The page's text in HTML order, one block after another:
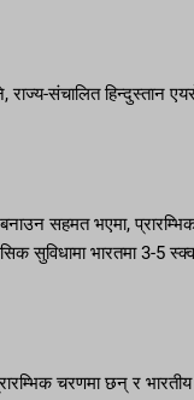
राज्य-संचालित हिन्दुस्तान
सहमत भएमा,
सुविधामा भारतमा 3-5
चरणमा छन् र